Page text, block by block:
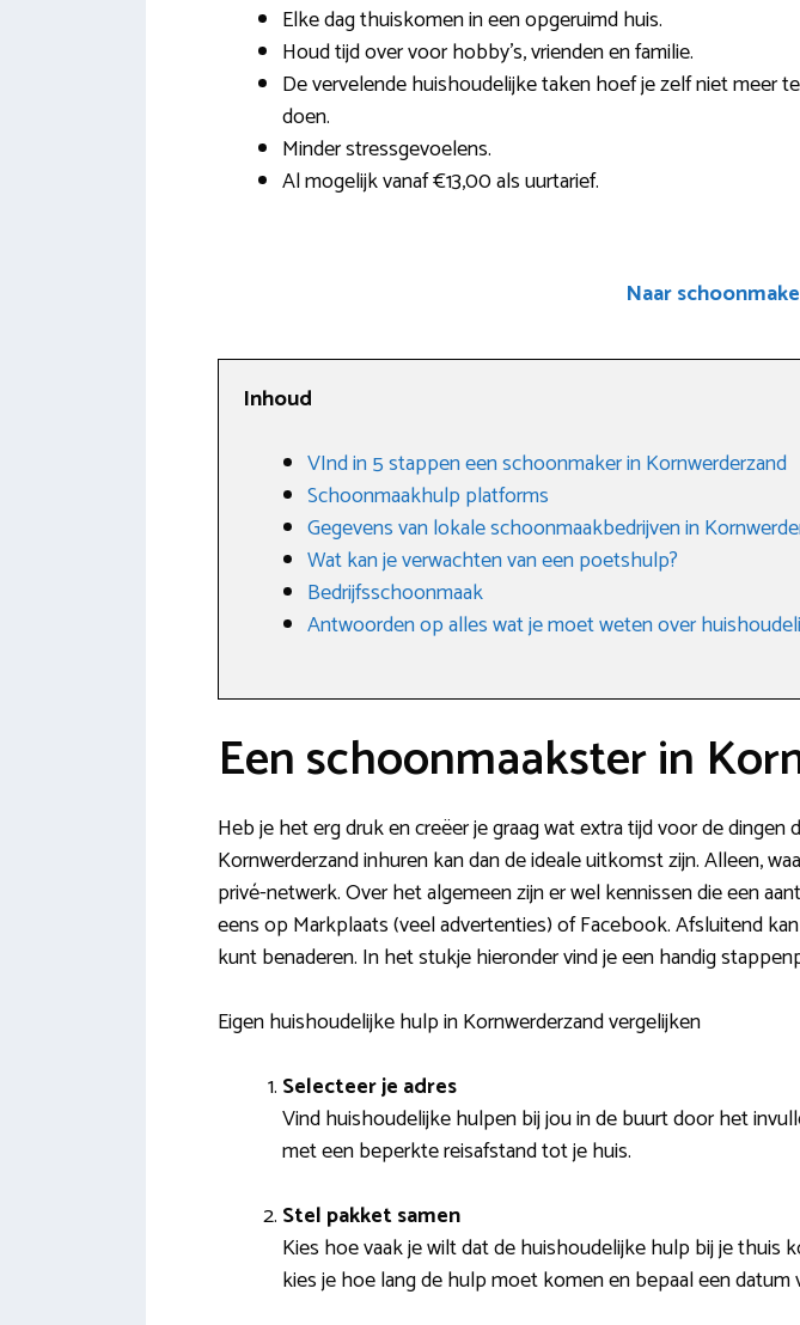
Elke dag thuiskomen in een opgeruimd huis.
Houd tijd over voor hobby’s, vrienden en familie.
De vervelende huishoudelijke taken hoef je zelf niet meer te
doen.
Minder stressgevoelens.
Al mogelijk vanaf €13,00 als uurtarief.
Naar
Inhoud
VInd in 5 stappen een schoonmaker in Kornwerderzand
Schoonmaakhulp platforms
Gegevens van lokale schoonmaakbedrijven in
Wat kan je verwachten van een poetshulp?
Bedrijfsschoonmaak
Antwoorden op alles wat je moet weten over
Een schoonmaakster in
Heb je het erg druk en creëer je graag wat extra tijd voor de
Kornwerderzand inhuren kan dan de ideale uitkomst zijn. Alleen,
privé-netwerk. Over het algemeen zijn er wel kennissen die een
eens op Markplaats (veel advertenties) of Facebook. Afsluitend
kunt benaderen. In het stukje hieronder vind je een handig
Eigen huishoudelijke hulp in Kornwerderzand vergelijken
Selecteer je adres
Vind huishoudelijke hulpen bij jou in de buurt door het
met een beperkte reisafstand tot je huis.
Stel pakket samen
Kies hoe vaak je wilt dat de huishoudelijke hulp bij je thuis
kies je hoe lang de hulp moet komen en bepaal een